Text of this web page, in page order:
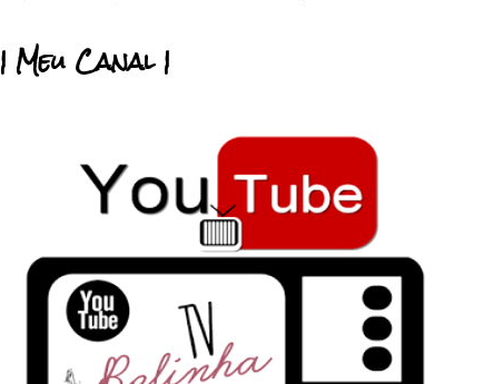
| Meu Canal |